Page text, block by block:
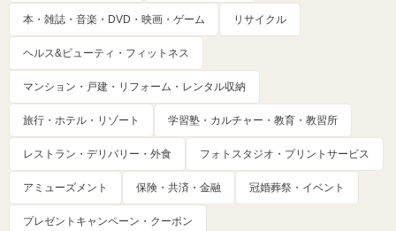
本・雑誌・音楽・DVD・映画・ゲーム リサイクル
ヘルス&ビューティ・フィットネス
マンション・戸建・リフォーム・レンタル収納
旅行・ホテル・リゾート 学習塾・カルチャー・教育・教習所
レストラン・デリバリー・外食 フォトスタジオ・プリントサービス
アミューズメント 保険・共済・金融 冠婚葬祭・イベント
プレゼントキャンペーン・クーポン